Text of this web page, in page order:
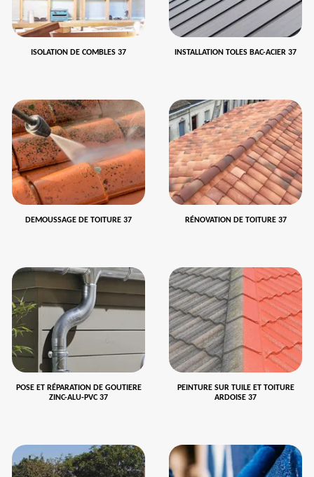
ISOLATION DE COMBLES 37 INSTALLATION TOLES BAC-ACIER 37
DEMOUSSAGE DE TOITURE 37 RÉNOVATION DE TOITURE 37
POSE ET RÉPARATION DE GOUTIERE
ZINC-ALU-PVC 37
PEINTURE SUR TUILE ET TOITURE
ARDOISE 37